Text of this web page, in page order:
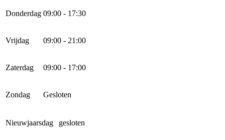
Donderdag 09:00 - 17:30
Vrijdag 09:00 - 21:00
Zaterdag 09:00 - 17:00
Zondag Gesloten
Nieuwjaarsdag gesloten